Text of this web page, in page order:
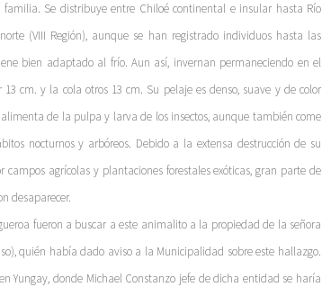
Se distribuye entre Chiloé continental e insular hasta Río
(VIII Región), aunque se han registrado individuos hasta las
bien adaptado al frío. Aun así, invernan permaneciendo en el
cm. y la cola otros 13 cm. Su pelaje es denso, suave y de color
de la pulpa y larva de los insectos, aunque también come
nocturnos y arbóreos. Debido a la extensa destrucción de su
agrícolas y plantaciones forestales exóticas, gran parte de
desaparecer.
fueron a buscar a este animalito a la propiedad de la señora
quién había dado aviso a la Municipalidad sobre este hallazgo.
Yungay, donde Michael Constanzo jefe de dicha entidad se haría